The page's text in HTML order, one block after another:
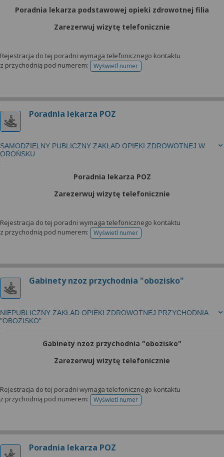
Poradnia lekarza podstawowej opieki zdrowotnej filia
Zarezerwuj wizytę telefonicznie
Rejestracja do tej poradni wymaga telefonicznego kontaktu
z przychodnią pod numerem:
Wyświetl numertelefonu do rejestracji
Poradnia lekarza POZ
SAMODZIELNY PUBLICZNY ZAKŁAD OPIEKI ZDROWOTNEJ W
OROŃSKU
Poradnia lekarza POZ
Zarezerwuj wizytę telefonicznie
Rejestracja do tej poradni wymaga telefonicznego kontaktu
z przychodnią pod numerem:
Wyświetl numertelefonu do rejestracji
Gabinety nzoz przychodnia "obozisko"
NIEPUBLICZNY ZAKŁAD OPIEKI ZDROWOTNEJ PRZYCHODNIA
"OBOZISKO"
Gabinety nzoz przychodnia "obozisko"
Zarezerwuj wizytę telefonicznie
Rejestracja do tej poradni wymaga telefonicznego kontaktu
z przychodnią pod numerem:
Wyświetl numertelefonu do rejestracji
Poradnia lekarza POZ